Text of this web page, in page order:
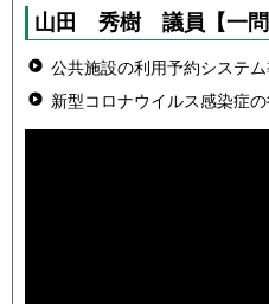
山田 秀樹 議員 【一
公共施設の利用予約システ
新型コロナウイルス感染症